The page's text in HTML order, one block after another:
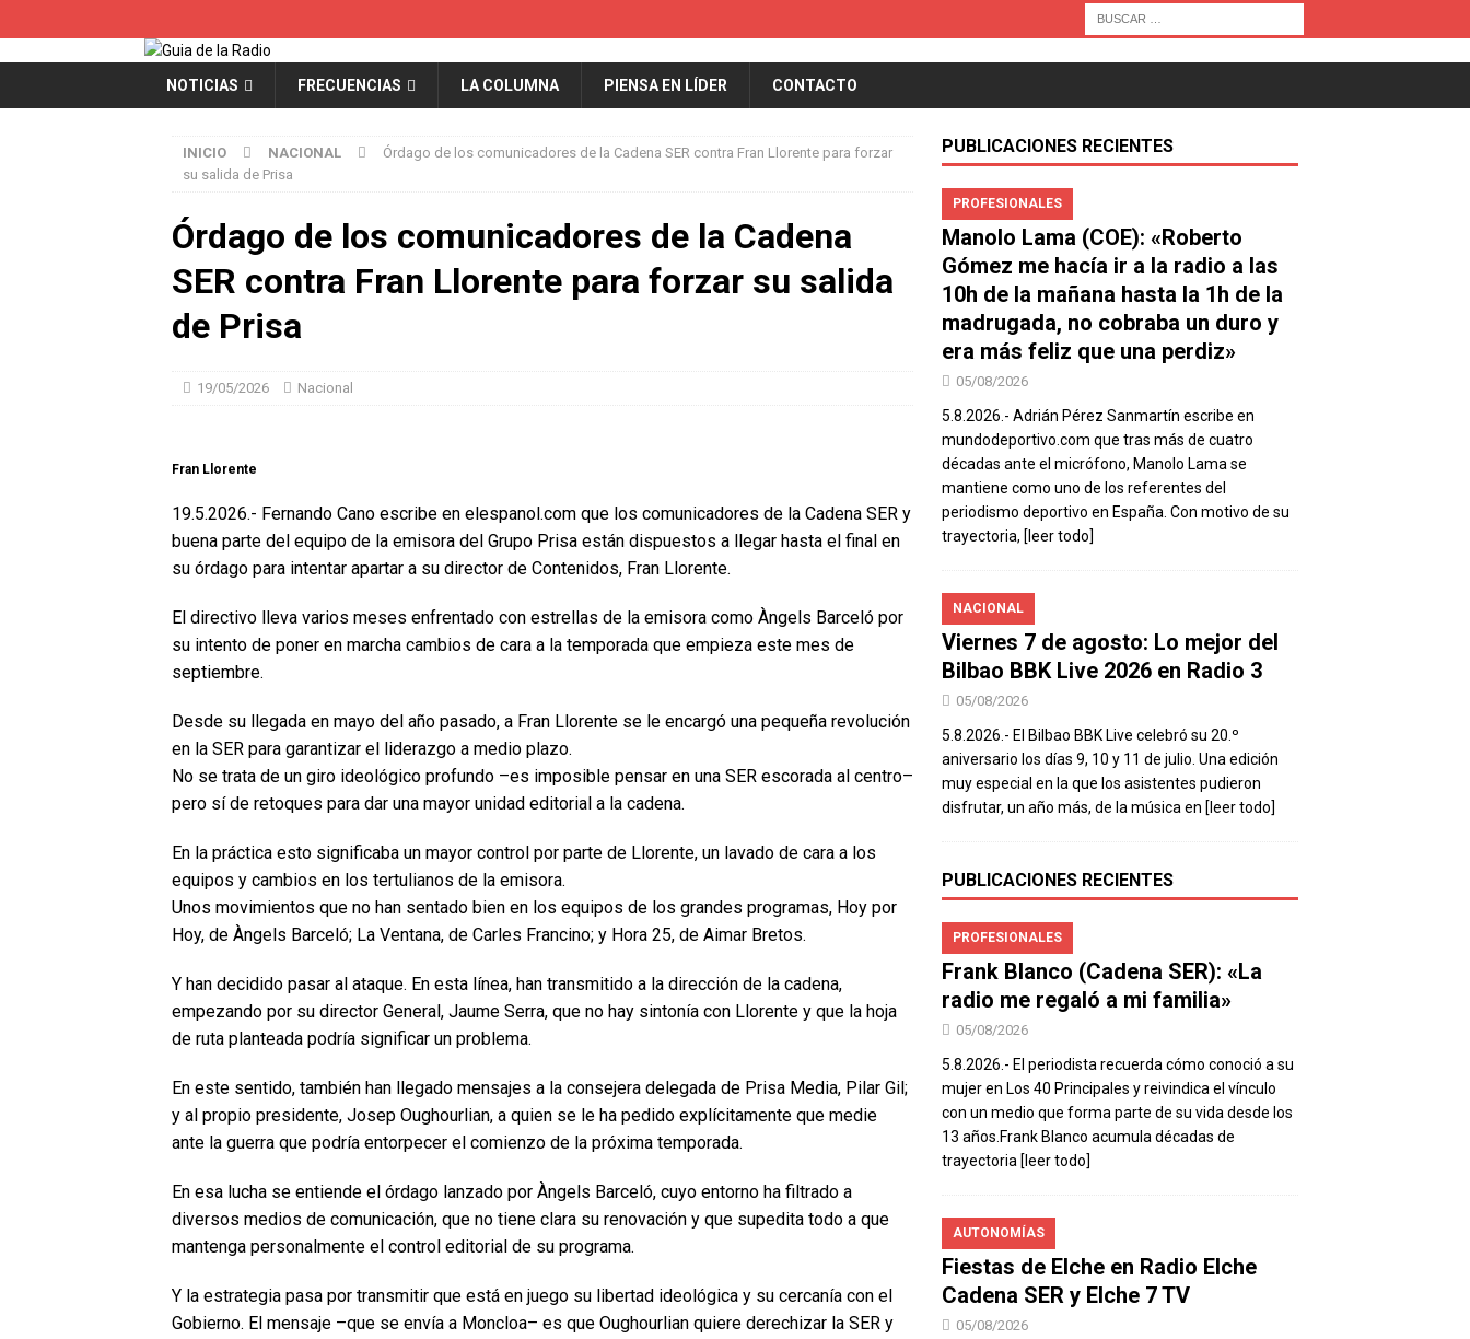
NOTICIAS FRECUENCIAS LA COLUMNA PIENSA EN LÍDER CONTACTO
INICIO NACIONAL
Órdago de los comunicadores de la Cadena SER contra Fran Llorente para forzar
su salida de Prisa
Órdago de los comunicadores de la Cadena
SER contra Fran Llorente para forzar su salida
de Prisa
19/05/2026 Nacional
Fran Llorente
19.5.2026.- Fernando Cano escribe en elespanol.com que los comunicadores de la Cadena SER y
buena parte del equipo de la emisora del Grupo Prisa están dispuestos a llegar hasta el final en
su órdago para intentar apartar a su director de Contenidos, Fran Llorente.
El directivo lleva varios meses enfrentado con estrellas de la emisora como Àngels Barceló por
su intento de poner en marcha cambios de cara a la temporada que empieza este mes de
septiembre.
Desde su llegada en mayo del año pasado, a Fran Llorente se le encargó una pequeña revolución
en la SER para garantizar el liderazgo a medio plazo.
No se trata de un giro ideológico profundo –es imposible pensar en una SER escorada al centro–
pero sí de retoques para dar una mayor unidad editorial a la cadena.
En la práctica esto significaba un mayor control por parte de Llorente, un lavado de cara a los
equipos y cambios en los tertulianos de la emisora.
Unos movimientos que no han sentado bien en los equipos de los grandes programas, Hoy por
Hoy, de Àngels Barceló; La Ventana, de Carles Francino; y Hora 25, de Aimar Bretos.
Y han decidido pasar al ataque. En esta línea, han transmitido a la dirección de la cadena,
empezando por su director General, Jaume Serra, que no hay sintonía con Llorente y que la hoja
de ruta planteada podría significar un problema.
En este sentido, también han llegado mensajes a la consejera delegada de Prisa Media, Pilar Gil;
y al propio presidente, Josep Oughourlian, a quien se le ha pedido explícitamente que medie
ante la guerra que podría entorpecer el comienzo de la próxima temporada.
En esa lucha se entiende el órdago lanzado por Àngels Barceló, cuyo entorno ha filtrado a
diversos medios de comunicación, que no tiene clara su renovación y que supedita todo a que
mantenga personalmente el control editorial de su programa.
Y la estrategia pasa por transmitir que está en juego su libertad ideológica y su cercanía con el
Gobierno. El mensaje –que se envía a Moncloa– es que Oughourlian quiere derechizar la SER y
PUBLICACIONES RECIENTES
PROFESIONALES
Manolo Lama (COE): «Roberto
Gómez me hacía ir a la radio a las
10h de la mañana hasta la 1h de la
madrugada, no cobraba un duro y
era más feliz que una perdiz»
05/08/2026
5.8.2026.- Adrián Pérez Sanmartín escribe en
mundodeportivo.com que tras más de cuatro
décadas ante el micrófono, Manolo Lama se
mantiene como uno de los referentes del
periodismo deportivo en España. Con motivo de su
trayectoria, [leer todo]
NACIONAL
Viernes 7 de agosto: Lo mejor del
Bilbao BBK Live 2026 en Radio 3
05/08/2026
5.8.2026.- El Bilbao BBK Live celebró su 20.º
aniversario los días 9, 10 y 11 de julio. Una edición
muy especial en la que los asistentes pudieron
disfrutar, un año más, de la música en [leer todo]
PUBLICACIONES RECIENTES
PROFESIONALES
Frank Blanco (Cadena SER): «La
radio me regaló a mi familia»
05/08/2026
5.8.2026.- El periodista recuerda cómo conoció a su
mujer en Los 40 Principales y reivindica el vínculo
con un medio que forma parte de su vida desde los
13 años.Frank Blanco acumula décadas de
trayectoria [leer todo]
AUTONOMÍAS
Fiestas de Elche en Radio Elche
Cadena SER y Elche 7 TV
05/08/2026